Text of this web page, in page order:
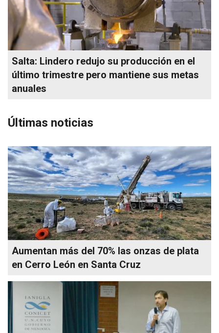
Salta: Lindero redujo su producción en el
último trimestre pero mantiene sus metas
anuales
Últimas noticias
Aumentan más del 70% las onzas de plata
en Cerro León en Santa Cruz